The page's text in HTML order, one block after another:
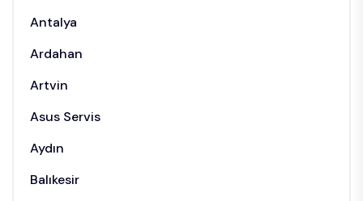
Antalya
Ardahan
Artvin
Asus Servis
Aydın
Balıkesir